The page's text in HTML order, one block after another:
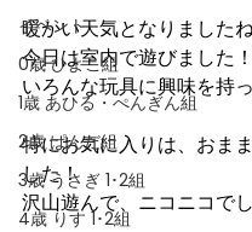
イベント
0歳 ひよこ組
1歳 あひる・ぺんぎん組
2歳 ぱんだ組
3歳 うさぎ 1･2組
4歳 りす 1･2組
暖かい天気となりました
今日は室内で遊びました！
いろんな玩具に興味を持
特にお気に入りは、おま
した！
沢山遊んで、ニコニコで